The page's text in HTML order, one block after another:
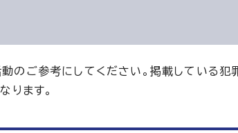
のご参考にしてください。掲載している犯
ります。